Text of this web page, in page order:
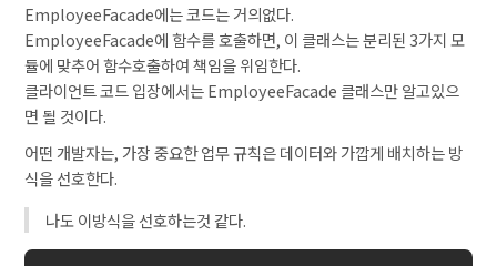
EmployeeFacade에는 코드는 거의없다.
EmployeeFacade에 함수를 호출하면, 이 클래스는 분리된 3가지 모
듈에 맞추어 함수호출하여 책임을 위임한다.
클라이언트 코드 입장에서는 EmployeeFacade 클래스만 알고있으
면 될 것이다.
어떤 개발자는, 가장 중요한 업무 규칙은 데이터와 가깝게 배치하는 방
식을 선호한다.
나도 이방식을 선호하는것 같다.